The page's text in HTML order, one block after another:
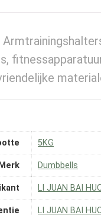
‎5KG
‎Dumbbells
‎LI JUAN BAI
‎LI JUAN BAI